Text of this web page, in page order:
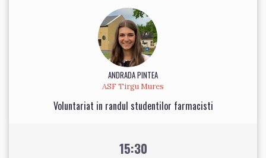
ANDRADA PINTEA
ASF Tirgu Mures
Voluntariat in randul studentilor farmacisti
15:30